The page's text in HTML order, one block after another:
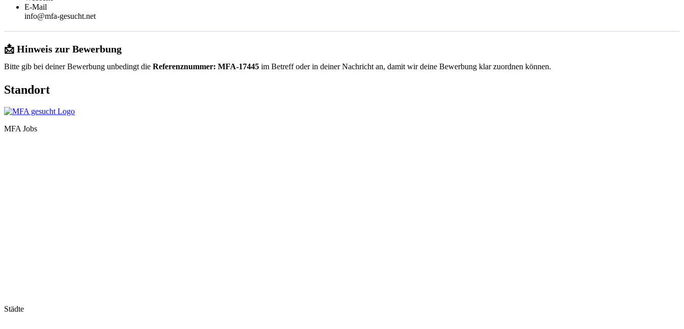
E-Mail
info@mfa-gesucht.net
📩 Hinweis zur Bewerbung
Bitte gib bei deiner Bewerbung unbedingt die Referenznummer: MFA-17445 im Betreff oder in deiner Nachricht an, damit wir deine Bewerbung klar zuordnen können.
Standort
MFA Jobs
Städte